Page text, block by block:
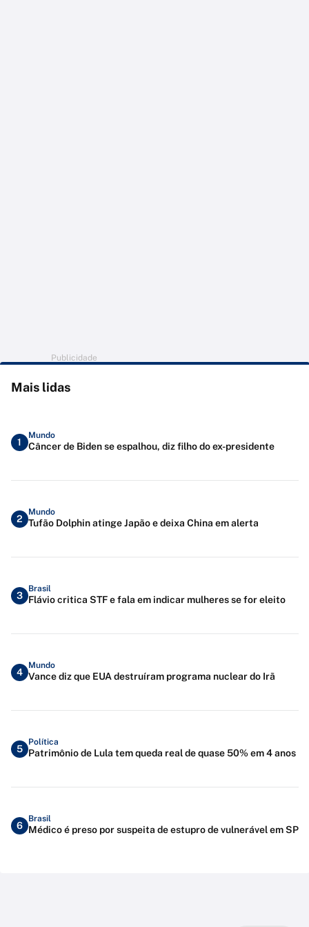
Publicidade
Mais lidas
1
Mundo
Câncer de Biden se espalhou, diz filho do ex-presidente
2
Mundo
Tufão Dolphin atinge Japão e deixa China em alerta
3
Brasil
Flávio critica STF e fala em indicar mulheres se for eleito
4
Mundo
Vance diz que EUA destruíram programa nuclear do Irã
5
Política
Patrimônio de Lula tem queda real de quase 50% em 4 anos
6
Brasil
Médico é preso por suspeita de estupro de vulnerável em SP